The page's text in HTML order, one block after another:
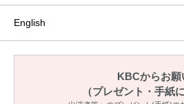
English
KBCからお願
（プレゼント・手紙